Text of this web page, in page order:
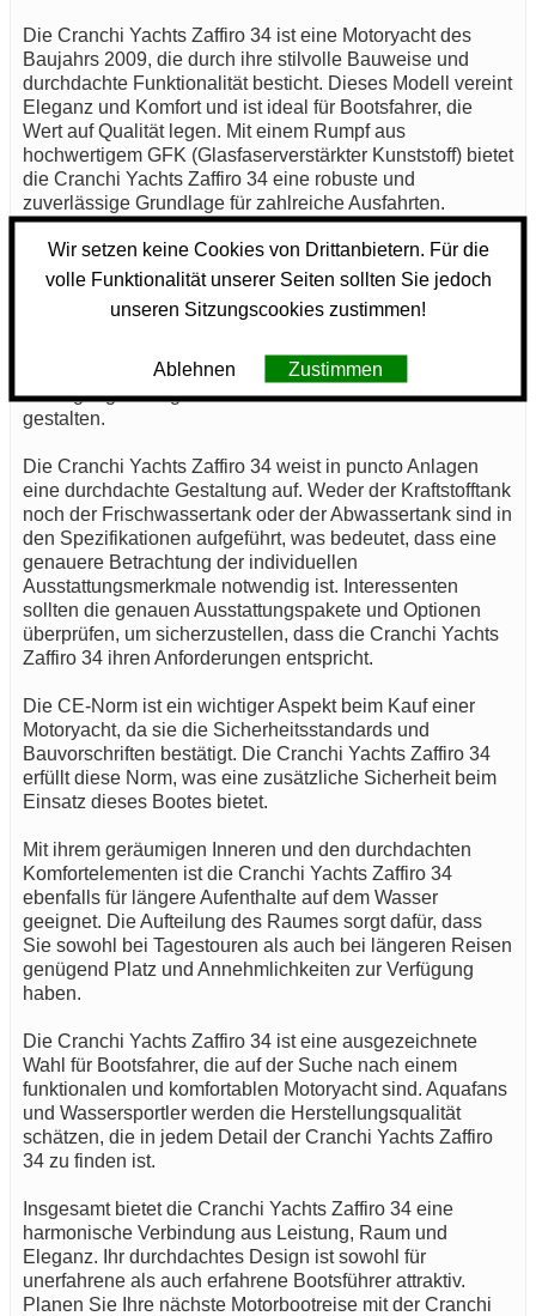
Die Cranchi Yachts Zaffiro 34 ist eine Motoryacht des
Baujahrs 2009, die durch ihre stilvolle Bauweise und
durchdachte Funktionalität besticht. Dieses Modell vereint
Eleganz und Komfort und ist ideal für Bootsfahrer, die
Wert auf Qualität legen. Mit einem Rumpf aus
hochwertigem GFK (Glasfaserverstärkter Kunststoff) bietet
die Cranchi Yachts Zaffiro 34 eine robuste und
zuverlässige Grundlage für zahlreiche Ausfahrten.
Angetrieben wird die Cranchi Yachts Zaffiro 34 von einem
Volvo Penta D4 Motor, der über eine beeindruckende
Leistung von 520 PS verfügt. Diese Kraftquelle sorgt nicht
nur für eine ordentliche Geschwindigkeit auf dem Wasser,
Manövrierfähigkeit. Der Motorist kann auf verschiedene
Bedingungen reagieren und seine Fahrten lückenlos
gestalten.
Die Cranchi Yachts Zaffiro 34 weist in puncto Anlagen
eine durchdachte Gestaltung auf. Weder der Kraftstofftank
noch der Frischwassertank oder der Abwassertank sind in
den Spezifikationen aufgeführt, was bedeutet, dass eine
genauere Betrachtung der individuellen
Ausstattungsmerkmale notwendig ist. Interessenten
sollten die genauen Ausstattungspakete und Optionen
überprüfen, um sicherzustellen, dass die Cranchi Yachts
Zaffiro 34 ihren Anforderungen entspricht.
Die CE-Norm ist ein wichtiger Aspekt beim Kauf einer
Motoryacht, da sie die Sicherheitsstandards und
Bauvorschriften bestätigt. Die Cranchi Yachts Zaffiro 34
erfüllt diese Norm, was eine zusätzliche Sicherheit beim
Einsatz dieses Bootes bietet.
Mit ihrem geräumigen Inneren und den durchdachten
Komfortelementen ist die Cranchi Yachts Zaffiro 34
ebenfalls für längere Aufenthalte auf dem Wasser
geeignet. Die Aufteilung des Raumes sorgt dafür, dass
Sie sowohl bei Tagestouren als auch bei längeren Reisen
genügend Platz und Annehmlichkeiten zur Verfügung
haben.
Die Cranchi Yachts Zaffiro 34 ist eine ausgezeichnete
Wahl für Bootsfahrer, die auf der Suche nach einem
funktionalen und komfortablen Motoryacht sind. Aquafans
und Wassersportler werden die Herstellungsqualität
schätzen, die in jedem Detail der Cranchi Yachts Zaffiro
34 zu finden ist.
Insgesamt bietet die Cranchi Yachts Zaffiro 34 eine
harmonische Verbindung aus Leistung, Raum und
Eleganz. Ihr durchdachtes Design ist sowohl für
unerfahrene als auch erfahrene Bootsführer attraktiv.
Planen Sie Ihre nächste Motorbootreise mit der Cranchi
Wir setzen keine Cookies von Drittanbietern. Für die
volle Funktionalität unserer Seiten sollten Sie jedoch
unseren Sitzungscookies zustimmen!
Ablehnen Zustimmen